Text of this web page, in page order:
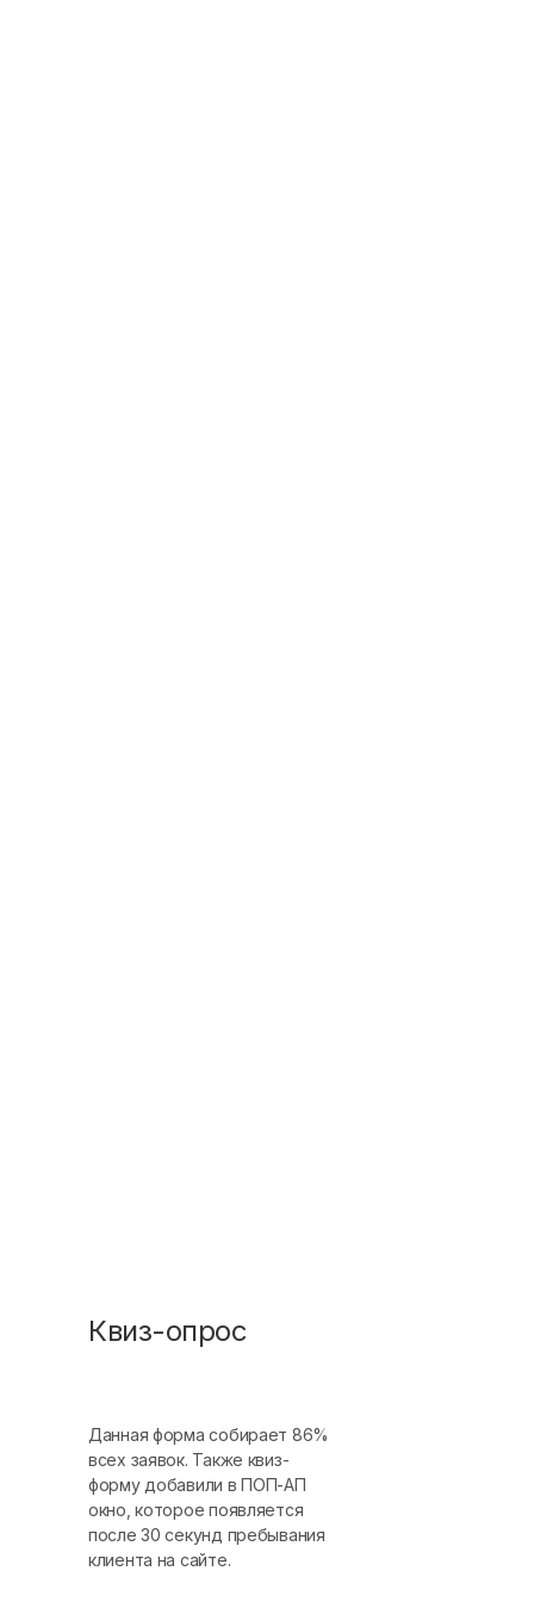
Квиз-опрос
Данная форма собирает 86%
всех заявок. Также квиз-
форму добавили в ПОП-АП
окно, которое появляется
после 30 секунд пребывания
клиента на сайте.